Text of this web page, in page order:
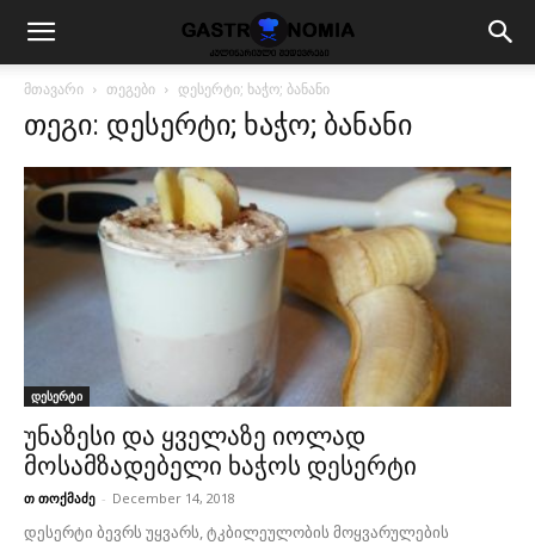
მთავარი თეგები დესერტი; ხაჭო; ბანანი
თეგი: დესერტი; ხაჭო; ბანანი
დესერტი
უნაზესი და ყველაზე იოლად
მოსამზადებელი ხაჭოს დესერტი
თ თოქმაძე - December 14, 2018
დესერტი ბევრს უყვარს, ტკბილეულობის მოყვარულების